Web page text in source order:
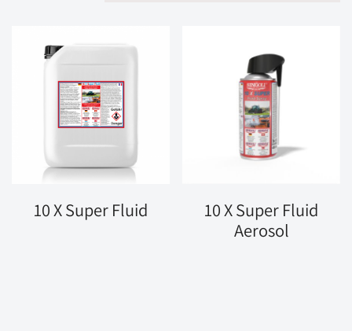
10 X Super Fluid
10 X Super Fluid
Aerosol